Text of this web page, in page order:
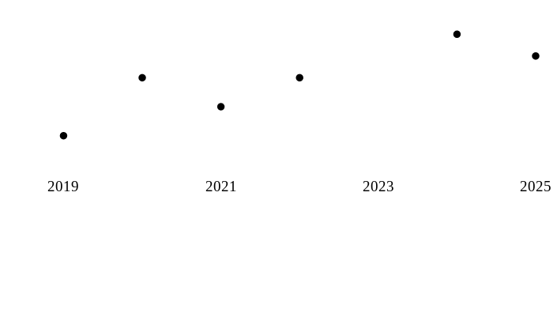
2019 2021 2023 2025